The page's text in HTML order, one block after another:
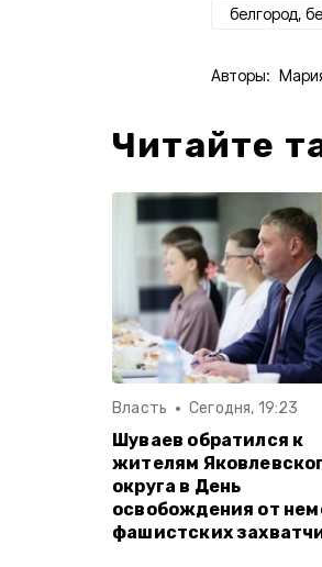
белгород,
Авторы:
Читайте
Власть Сегодня, 19:23
Шуваев обратился к
жителям
округа в День
освобождения от
фашистских